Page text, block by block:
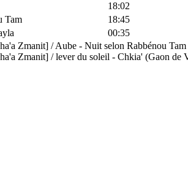
18:02
Tam
18:45
00:35
Zmanit] / Aube - Nuit selon Rabbénou
Zmanit] / lever du soleil - Chkia' (Gaon de